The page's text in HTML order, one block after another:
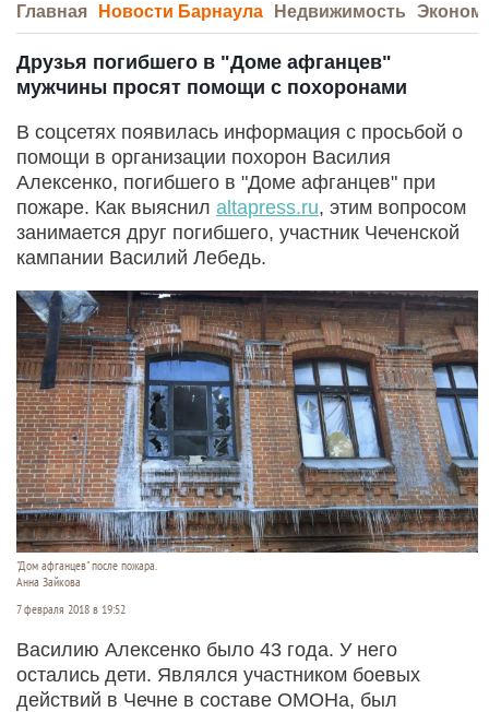
Главная Новости Барнаула Недвижимость
Друзья погибшего в "Доме афганцев"
мужчины просят помощи с похоронами
В соцсетях появилась информация с просьбой о
помощи в организации похорон Василия
Алексенко, погибшего в "Доме афганцев" при
пожаре. Как выяснил altapress.ru, этим вопросом
занимается друг погибшего, участник Чеченской
кампании Василий Лебедь.
"Дом афганцев" после пожара.
Анна Зайкова
7 февраля 2018 в 19:52
Василию Алексенко было 43 года. У него
остались дети. Являлся участником боевых
действий в Чечне в составе ОМОНа, был